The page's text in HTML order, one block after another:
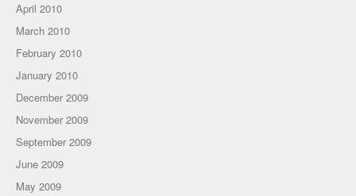
April 2010
March 2010
February 2010
January 2010
December 2009
November 2009
September 2009
June 2009
May 2009